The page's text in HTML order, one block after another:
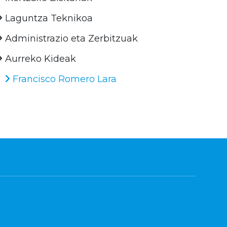
Laguntza Teknikoa
Administrazio eta Zerbitzuak
Aurreko Kideak
Francisco Romero Lara